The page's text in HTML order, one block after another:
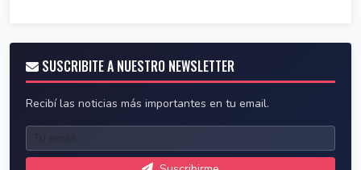
SUSCRIBITE A NUESTRO NEWSLETTER
Recibí las noticias más importantes en tu email.